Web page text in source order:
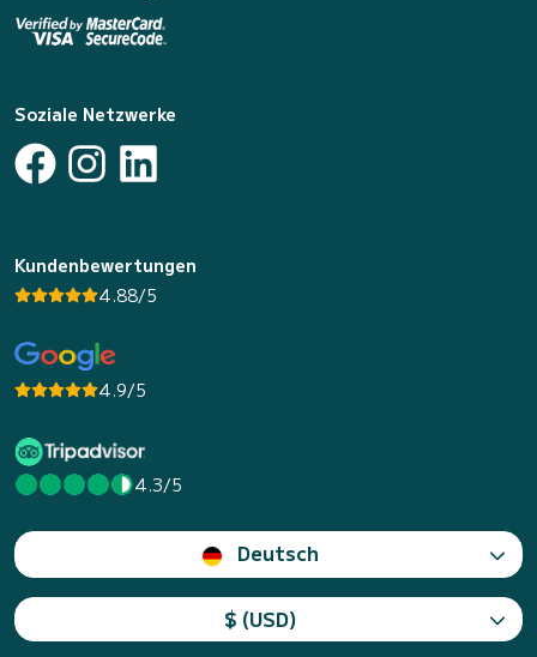
Soziale Netzwerke
Kundenbewertungen
4.88/5
4.9/5
4.3/5
Deutsch
$ (USD)